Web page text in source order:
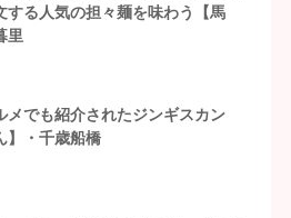
する人気の担々麺を味わう【馬
里
メでも紹介されたジンギスカン
】・千歳船橋